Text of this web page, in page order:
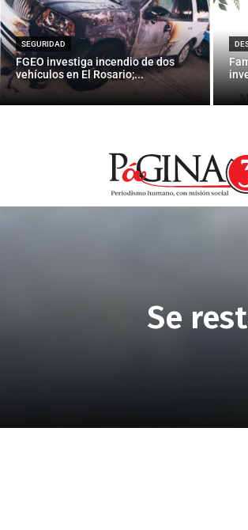
SEGURIDAD
FGEO investiga incendio de dos
vehículos en El Rosario;...
Se